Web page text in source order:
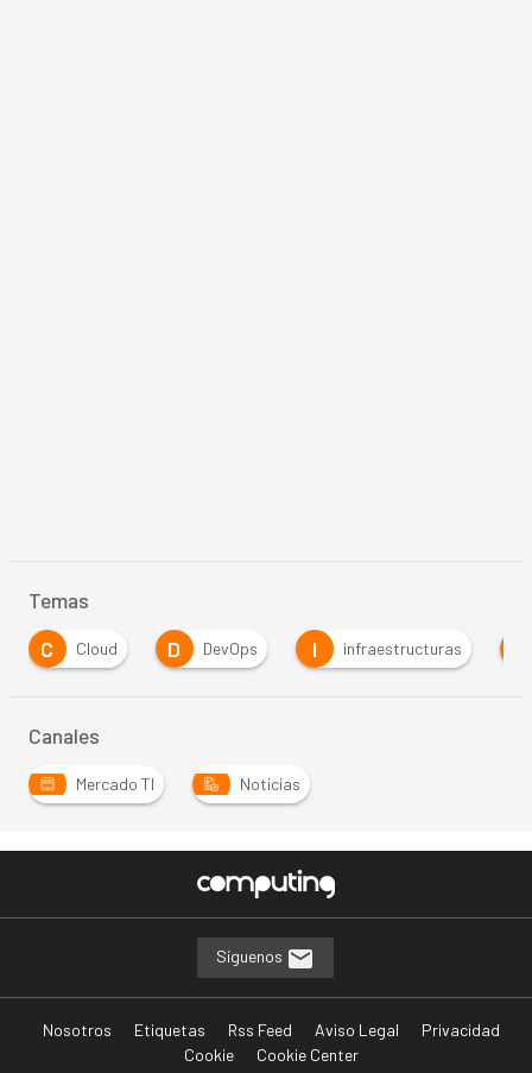
Temas
C
Cloud D DevOps I infraestructuras
Canales
Mercado TI Noticias
Síguenos
Nosotros Etiquetas Rss Feed Aviso Legal
Privacidad
Cookie
Cookie Center